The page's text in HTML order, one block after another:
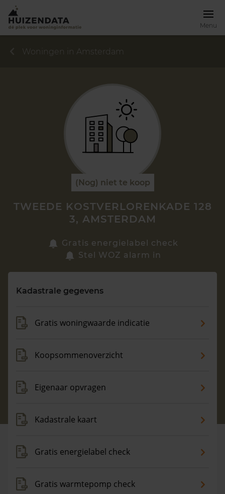
Menu
Vragen? Neem contact met ons op
088 220 4200
Woningen in Amsterdam
(Nog) niet te koop
TWEEDE KOSTVERLORENKADE 128
3, AMSTERDAM
Gratis energielabel check
Stel WOZ alarm in
Kadastrale gegevens
Gratis woningwaarde indicatie
Koopsommenoverzicht
Eigenaar opvragen
Kadastrale kaart
Gratis energielabel check
Gratis warmtepomp check